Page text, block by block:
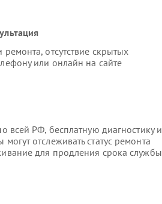
отсутствие скрытых
или онлайн на сайте
всей РФ, бесплатную диагностику и
отслеживать статус ремонта
для продления срока службы